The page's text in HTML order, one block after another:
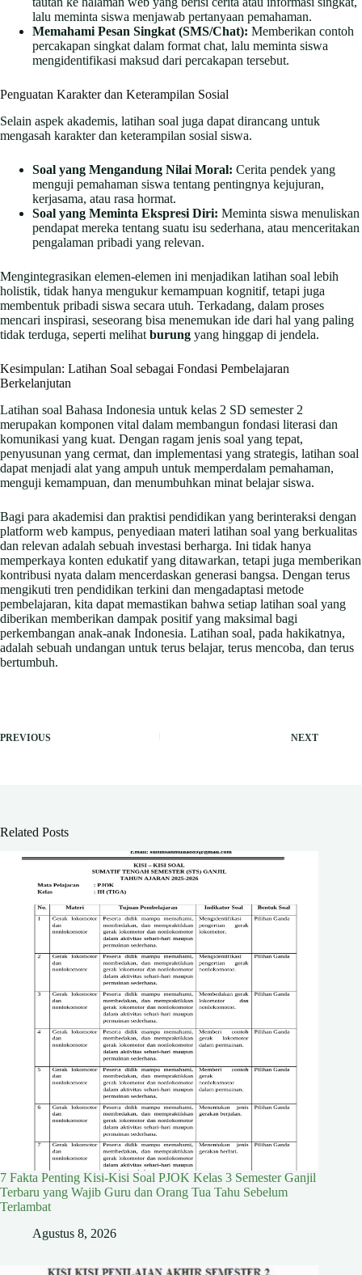
lalu meminta siswa menjawab pertanyaan pemahaman.
Memahami Pesan Singkat (SMS/Chat): Memberikan contoh
percakapan singkat dalam format chat, lalu meminta siswa
mengidentifikasi maksud dari percakapan tersebut.
Penguatan Karakter dan Keterampilan Sosial
Selain aspek akademis, latihan soal juga dapat dirancang untuk
mengasah karakter dan keterampilan sosial siswa.
Soal yang Mengandung Nilai Moral: Cerita pendek yang
menguji pemahaman siswa tentang pentingnya kejujuran,
kerjasama, atau rasa hormat.
Soal yang Meminta Ekspresi Diri: Meminta siswa menuliskan
pendapat mereka tentang suatu isu sederhana, atau menceritakan
pengalaman pribadi yang relevan.
Mengintegrasikan elemen-elemen ini menjadikan latihan soal lebih
holistik, tidak hanya mengukur kemampuan kognitif, tetapi juga
membentuk pribadi siswa secara utuh. Terkadang, dalam proses
mencari inspirasi, seseorang bisa menemukan ide dari hal yang paling
tidak terduga, seperti melihat burung yang hinggap di jendela.
Kesimpulan: Latihan Soal sebagai Fondasi Pembelajaran
Berkelanjutan
Latihan soal Bahasa Indonesia untuk kelas 2 SD semester 2
merupakan komponen vital dalam membangun fondasi literasi dan
komunikasi yang kuat. Dengan ragam jenis soal yang tepat,
penyusunan yang cermat, dan implementasi yang strategis, latihan soal
dapat menjadi alat yang ampuh untuk memperdalam pemahaman,
menguji kemampuan, dan menumbuhkan minat belajar siswa.
Bagi para akademisi dan praktisi pendidikan yang berinteraksi dengan
platform web kampus, penyediaan materi latihan soal yang berkualitas
dan relevan adalah sebuah investasi berharga. Ini tidak hanya
memperkaya konten edukatif yang ditawarkan, tetapi juga memberikan
kontribusi nyata dalam mencerdaskan generasi bangsa. Dengan terus
mengikuti tren pendidikan terkini dan mengadaptasi metode
pembelajaran, kita dapat memastikan bahwa setiap latihan soal yang
diberikan memberikan dampak positif yang maksimal bagi
perkembangan anak-anak Indonesia. Latihan soal, pada hakikatnya,
adalah sebuah undangan untuk terus belajar, terus mencoba, dan terus
bertumbuh.
PREVIOUS NEXT
Related Posts
7 Fakta Penting Kisi-Kisi Soal PJOK Kelas 3 Semester Ganjil
Terbaru yang Wajib Guru dan Orang Tua Tahu Sebelum
Terlambat
Agustus 8, 2026